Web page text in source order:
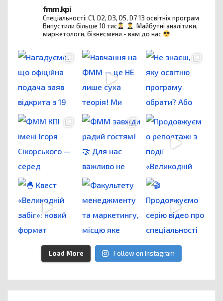
fmm.kpi
Спеціальності: C1, D2, D3, D5, D713 освітніх програм
Випустили більше 10 тис
Майбутні аналітики,
маркетологи, бізнесмени - вам до нас
Load More Follow on Instagram